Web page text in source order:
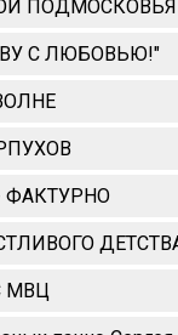
ПОДМОСКОВЬЯ
С ЛЮБОВЬЮ!"
ФАКТУРНО
МВЦ